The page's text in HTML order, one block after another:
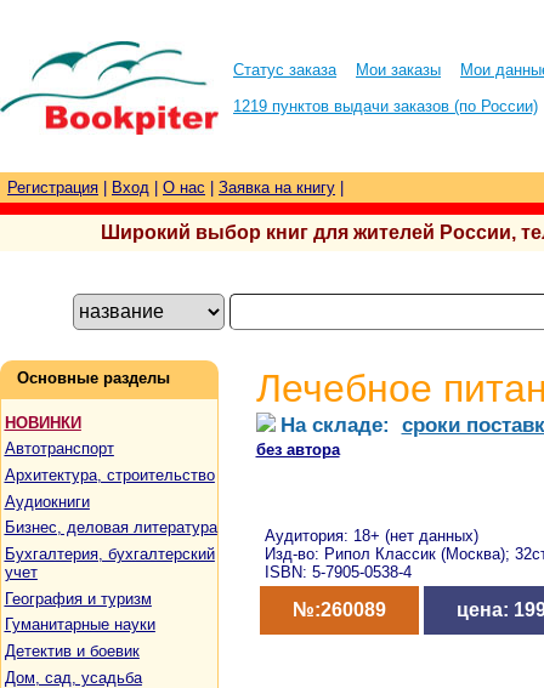
Статус заказа Мои заказы
Мои
1219 пунктов выдачи заказов (по России)
Регистрация Вход О нас Заявка на книгу
Широкий выбор книг для жителей России,
Основные разделы
НОВИНКИ
Автотранспорт
Архитектура, строительство
Аудиокниги
Бизнес, деловая литература
Бухгалтерия, бухгалтерский
учет
География и туризм
Гуманитарные науки
Детектив и боевик
Дом, сад, усадьба
Лечебное
На складе: сроки
без автора
Аудитория: 18+ (нет данных)
Изд-во: Рипол Классик (Москва);
ISBN: 5-7905-0538-4
№:260089 цена: